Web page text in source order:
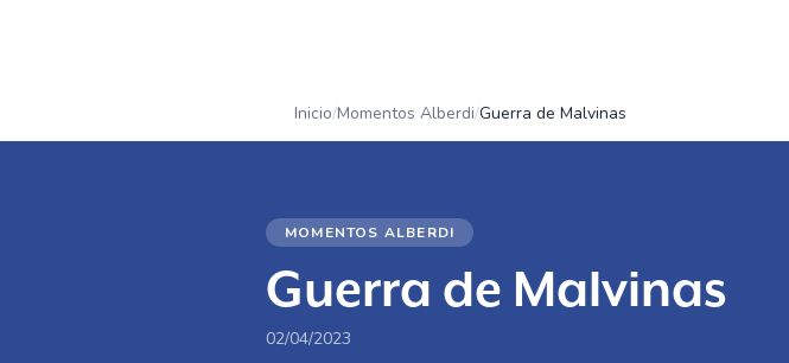
Inicio/Momentos Alberdi/Guerra de Malvinas
MOMENTOS ALBERDI
Guerra de Malvinas
02/04/2023